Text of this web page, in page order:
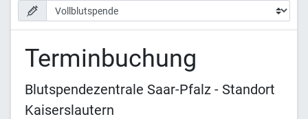
Terminbuchung
Blutspendezentrale Saar-Pfalz - Standort
Kaiserslautern